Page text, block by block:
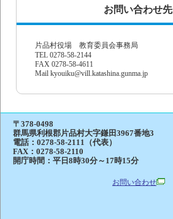
お問い合わせ先
片品村役場 教育委員会事務局
TEL 0278-58-2144
FAX 0278-58-4611
Mail kyouiku@vill.katashina.gunma.jp
〒378-0498
群馬県利根郡片品村大字鎌田3967番地3
電話： 0278-58-2111（代表）
FAX：0278-58-2110
開庁時間：平日8時30分～17時15分
お問い合わせ